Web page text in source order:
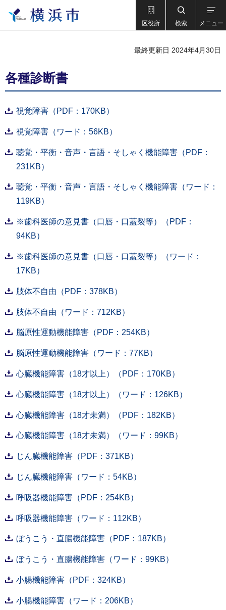
区役所 検索 メニュー
最終更新日 2024年4月30日
各種診断書
視覚障害（PDF：170KB）
視覚障害（ワード：56KB）
聴覚・平衡・音声・言語・そしゃく機能障害（PDF：
231KB）
聴覚・平衡・音声・言語・そしゃく機能障害（ワード：
119KB）
※歯科医師の意見書（口唇・口蓋裂等）（PDF：
94KB）
※歯科医師の意見書（口唇・口蓋裂等）（ワード：
17KB）
肢体不自由（PDF：378KB）
肢体不自由（ワード：712KB）
脳原性運動機能障害（PDF：254KB）
脳原性運動機能障害（ワード：77KB）
心臓機能障害（18才以上）（PDF：170KB）
心臓機能障害（18才以上）（ワード：126KB）
心臓機能障害（18才未満）（PDF：182KB）
心臓機能障害（18才未満）（ワード：99KB）
じん臓機能障害（PDF：371KB）
じん臓機能障害（ワード：54KB）
呼吸器機能障害（PDF：254KB）
呼吸器機能障害（ワード：112KB）
ぼうこう・直腸機能障害（PDF：187KB）
ぼうこう・直腸機能障害（ワード：99KB）
小腸機能障害（PDF：324KB）
小腸機能障害（ワード：206KB）